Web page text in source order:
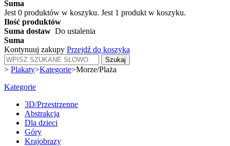
Suma
Jest 0 produktów w koszyku. Jest 1 produkt w koszyku.
Ilość produktów
Suma dostaw Do ustalenia
Suma
Kontynuuj zakupy Przejdź do koszyka
Szukaj
> Plakaty>Kategorie>Morze/Plaża
Kategorie
3D/Przestrzenne
Abstrakcja
Dla dzieci
Góry
Krajobrazy